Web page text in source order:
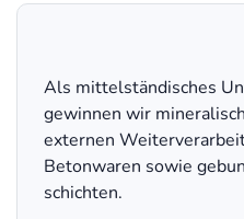
Als mittelständisches
gewinnen wir
externen
Betonwaren sowie
schichten.